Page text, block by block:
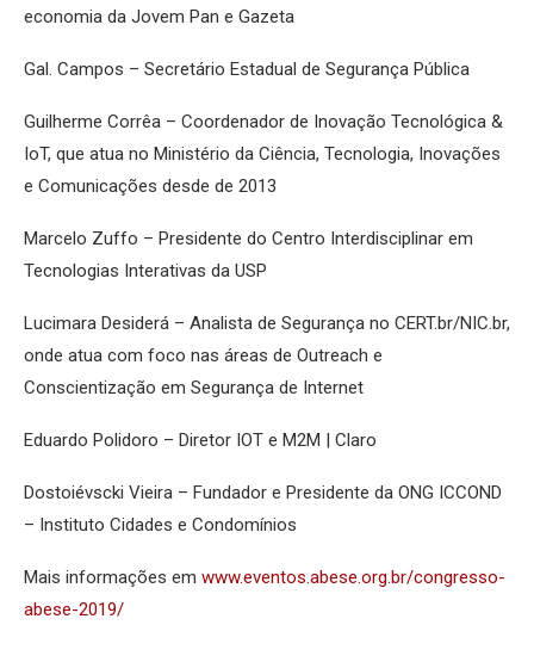
economia da Jovem Pan e Gazeta
Gal. Campos – Secretário Estadual de Segurança Pública
Guilherme Corrêa – Coordenador de Inovação Tecnológica &
IoT, que atua no Ministério da Ciência, Tecnologia, Inovações
e Comunicações desde de 2013
Marcelo Zuffo – Presidente do Centro Interdisciplinar em
Tecnologias Interativas da USP
Lucimara Desiderá – Analista de Segurança no CERT.br/NIC.br,
onde atua com foco nas áreas de Outreach e
Conscientização em Segurança de Internet
Eduardo Polidoro – Diretor IOT e M2M | Claro
Dostoiévscki Vieira – Fundador e Presidente da ONG ICCOND
– Instituto Cidades e Condomínios
Mais informações em www.eventos.abese.org.br/congresso-
abese-2019/